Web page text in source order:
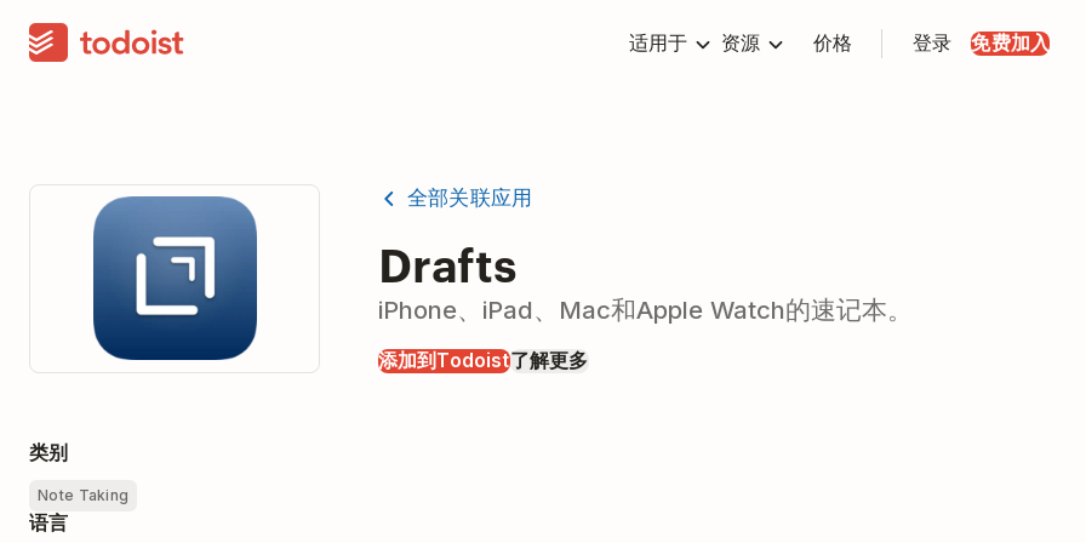
适用于 资源 价格 登录 免费加入
全部关联应用
Drafts
iPhone、iPad、Mac和Apple Watch的速记本。
添加到Todoist了解更多
类别
Note Taking
语言